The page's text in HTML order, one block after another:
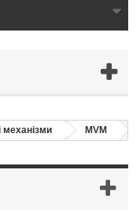
механізми MVM